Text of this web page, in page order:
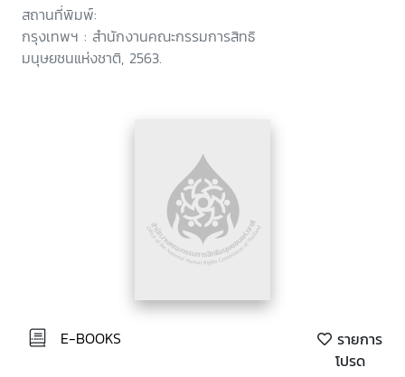
สถานที่พิมพ์:
กรุงเทพฯ : สำนักงานคณะกรรมการสิทธิ
มนุษยชนแห่งชาติ, 2563.
E-BOOKS
รายการ
โปรด